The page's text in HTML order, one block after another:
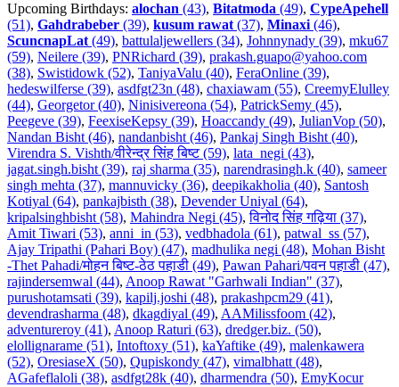
Upcoming Birthdays: alochan (43), Bitatmoda (49), CypeApehell
(51), Gahdrabeber (39), kusum rawat(37), Minaxi(46),
ScuncnapLat(49), battulaljewellers (34), Johnnynady (39), mku67
(59), Neilere (39), PNRichard (39), prakash.guapo@yahoo.com
(38), Swistidowk (52), TaniyaValu (40), FeraOnline (39),
hedeswilferse (39), asdfgt23n (48), chaxiawam (55), CreemyElulley
(44), Georgetor (40), Ninisivereona (54), PatrickSemy (45),
Peegeve (39), FeexiseKepsy (39), Hoaccandy (49), JulianVop (50),
Nandan Bisht (46), nandanbisht (46), Pankaj Singh Bisht (40),
Virendra S. Vishth/वीरेन्द्र सिंह बिष्ट (59), lata_negi (43),
jagat.singh.bisht (39), raj sharma (35), narendrasingh.k (40), sameer
singh mehta (37), mannuvicky (36), deepikakholia (40), Santosh
Kotiyal (64), pankajbisth (38), Devender Uniyal (64),
kripalsinghbisht (58), Mahindra Negi (45),विनोद सिंह गढ़िया (37),
Amit Tiwari (53), anni_in (53), vedbhadola (61), patwal_ss (57),
Ajay Tripathi (Pahari Boy) (47), madhulika negi (48), Mohan Bisht
-Thet Pahadi/मोहन बिष्ट-ठेठ पहाडी (49), Pawan Pahari/पवन पहाडी (47),
rajindersemwal (44), Anoop Rawat "Garhwali Indian" (37),
purushotamsati (39), kapilj.joshi (48), prakashpcm29 (41),
devendrasharma (48), dkagdiyal (49), AAMilissfoom (42),
adventureroy (41), Anoop Raturi (63), dredger.biz. (50),
elollignarame (51), Intoftoxy (51), kaYaftike (49), malenkawera
(52), OresiaseX (50), Qupiskondy (47), vimalbhatt (48),
AGafeflaloli (38), asdfgt28k (40), dharmendra (50), EmyKocur